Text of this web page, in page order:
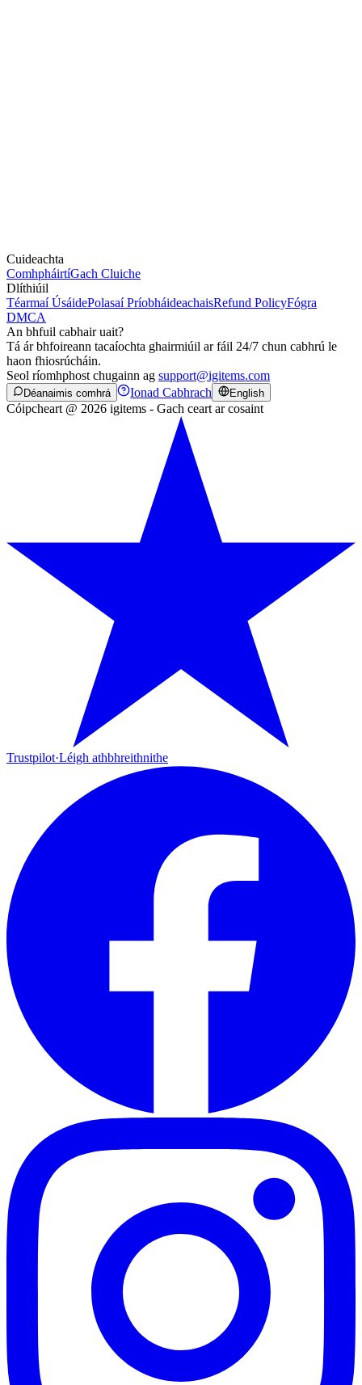
Cuideachta
ComhpháirtíGach Cluiche
Dlíthiúil
Téarmaí ÚsáidePolasaí PríobháideachaisRefund PolicyFógra
DMCA
An bhfuil cabhair uait?
Tá ár bhfoireann tacaíochta ghairmiúil ar fáil 24/7 chun cabhrú le
haon fhiosrúcháin.
Seol ríomhphost chugainn ag support@igitems.com
Déanaimis comhrá Ionad Cabhrach English
Cóipcheart @ 2026 igitems - Gach ceart ar cosaint
Trustpilot·Léigh athbhreithnithe